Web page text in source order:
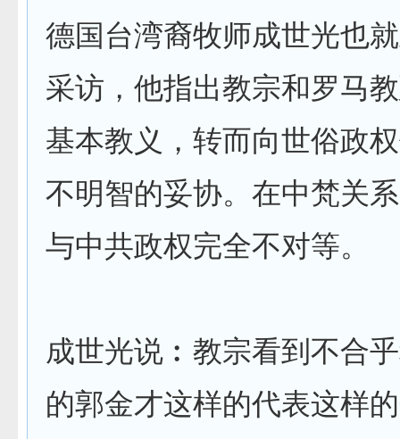
德国台湾裔牧师成世光也
采访，他指出教宗和罗马
基本教义，转而向世俗政
不明智的妥协。在中梵关
与中共政权完全不对等。
成世光说︰教宗看到不合
的郭金才这样的代表这样